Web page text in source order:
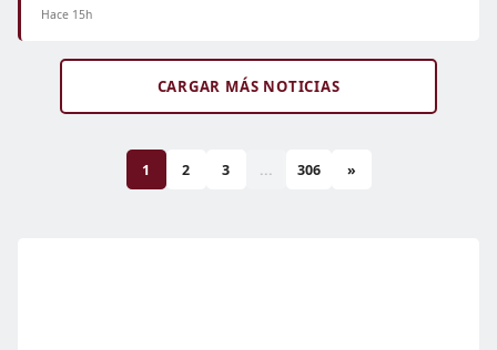
Hace 15h
CARGAR MÁS NOTICIAS
1 2 3 ... 306 »